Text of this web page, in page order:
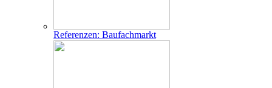
Referenzen: Baufachmarkt